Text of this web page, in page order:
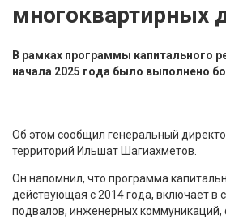
многоквартирных
В рамках программы капитального
начала 2025 года было выполнено
Об этом сообщил генеральный
территорий Ильшат Шагиахметов.
Он напомнил, что программа
действующая с 2014 года, включает в
подвалов, инженерных коммуникаций,